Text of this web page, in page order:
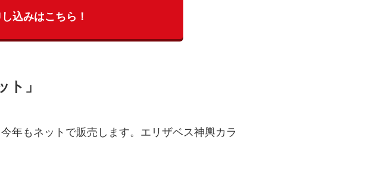
込みはこちら！
」
年もネットで販売します。エリザベス神輿カラ